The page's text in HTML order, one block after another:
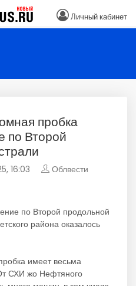
пробка
по Второй
16:03
Облвести
по Второй продольной
района оказалось
имеет весьма
СХИ жо Нефтяного
Личный кабинет